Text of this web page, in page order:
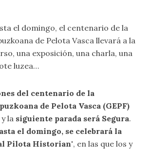
el domingo, el centenario de la
de Pelota Vasca llevará a la
una exposición, una charla, una
luzea…
del centenario de la
de Pelota Vasca (GEPF)
y la siguiente parada será Segura.
el domingo, se celebrará la
Pilota Historian', en las que los y